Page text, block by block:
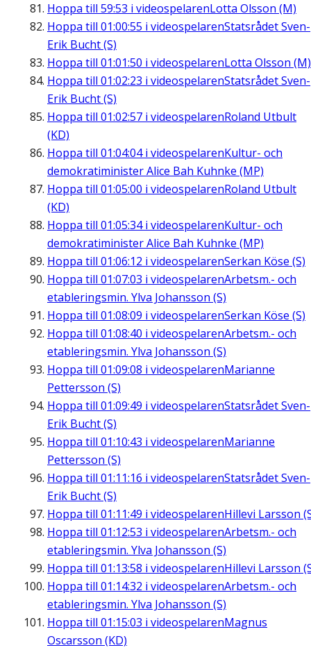
Hoppa till 59:53 i videospelarenLotta Olsson (M)
Hoppa till 01:00:55 i videospelarenStatsrådet Sven-
Erik Bucht (S)
Hoppa till 01:01:50 i videospelarenLotta Olsson (M)
Hoppa till 01:02:23 i videospelarenStatsrådet Sven-
Erik Bucht (S)
Hoppa till 01:02:57 i videospelarenRoland Utbult
(KD)
Hoppa till 01:04:04i videospelarenKultur- och
demokratiminister Alice Bah Kuhnke (MP)
Hoppa till 01:05:00 i videospelarenRoland Utbult
(KD)
Hoppa till 01:05:34i videospelarenKultur- och
demokratiminister Alice Bah Kuhnke (MP)
Hoppa till 01:06:12 i videospelarenSerkan Köse (S)
Hoppa till 01:07:03 i videospelarenArbetsm.- och
etableringsmin. Ylva Johansson (S)
Hoppa till 01:08:09 i videospelarenSerkan Köse (S)
Hoppa till 01:08:40 i videospelarenArbetsm.- och
etableringsmin. Ylva Johansson (S)
Hoppa till 01:09:08 i videospelarenMarianne
Pettersson (S)
Hoppa till 01:09:49 i videospelarenStatsrådet Sven-
Erik Bucht (S)
Hoppa till 01:10:43 i videospelarenMarianne
Pettersson (S)
Hoppa till 01:11:16 i videospelarenStatsrådet Sven-
Erik Bucht (S)
Hoppa till 01:11:49 i videospelarenHillevi Larsson
Hoppa till 01:12:53 i videospelarenArbetsm.- och
etableringsmin. Ylva Johansson (S)
Hoppa till 01:13:58 i videospelarenHillevi Larsson
Hoppa till 01:14:32 i videospelarenArbetsm.- och
etableringsmin. Ylva Johansson (S)
Hoppa till 01:15:03 i videospelarenMagnus
Oscarsson (KD)